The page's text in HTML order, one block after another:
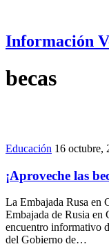
Información
becas
Educación 16 octubre,
¡Aproveche las
La Embajada Rusa en
Embajada de Rusia en
encuentro informativo
del Gobierno de…